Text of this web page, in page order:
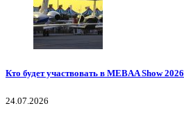
Кто будет участвовать в MEBAA Show 2026
24.07.2026